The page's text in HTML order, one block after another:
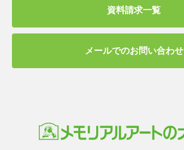
資料請求一覧
メールでのお問い合わせ